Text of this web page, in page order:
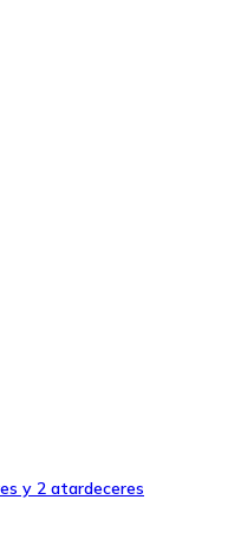
y 2 atardeceres